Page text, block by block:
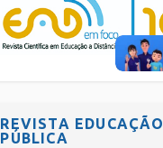
REVISTA EDUCAÇÃO
PÚBLICA